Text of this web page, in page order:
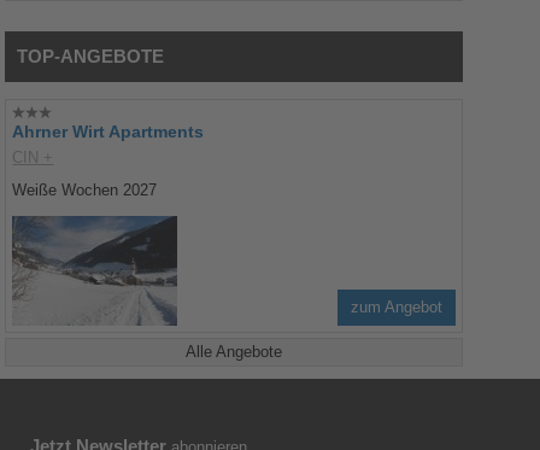
TOP-ANGEBOTE
Ahrner Wirt Apartments
CIN +
Weiße Wochen 2027
zum Angebot
Alle Angebote
Jetzt Newsletter